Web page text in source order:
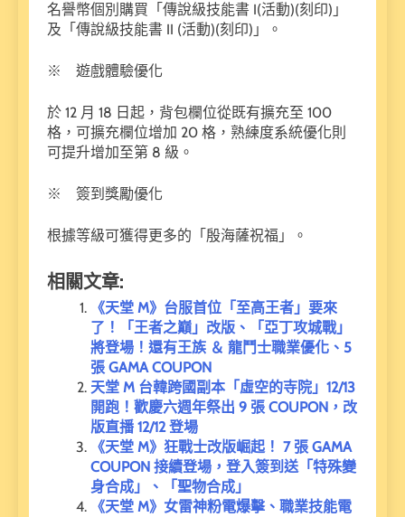
名譽幣個別購買「傳說級技能書 I(活動)(刻印)」
及「傳說級技能書 II (活動)(刻印)」。
※ 遊戲體驗優化
於 12 月 18 日起，背包欄位從既有擴充至 100
格，可擴充欄位增加 20 格，熟練度系統優化則
可提升增加至第 8 級。
※ 簽到獎勵優化
根據等級可獲得更多的「殷海薩祝福」。
相關文章:
《天堂 M》台服首位「至高王者」要來
了！「王者之巔」改版、「亞丁攻城戰」
將登場！還有王族 ＆ 龍鬥士職業優化、5
張 GAMA COUPON
天堂 M 台韓跨國副本「虛空的寺院」12/13
開跑！歡慶六週年祭出 9 張 COUPON，改
版直播 12/12 登場
《天堂 M》狂戰士改版崛起！ 7 張 GAMA
COUPON 接續登場，登入簽到送「特殊變
身合成」、「聖物合成」
《天堂 M》女雷神粉電爆擊、職業技能電